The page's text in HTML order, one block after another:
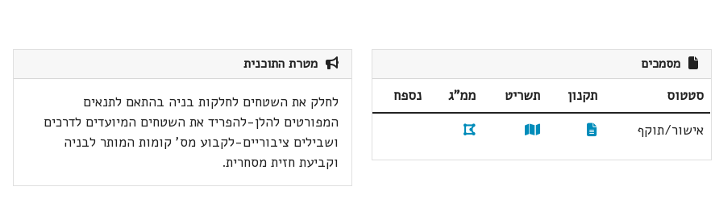
מסמכים
סטטוס תקנון תשריט ממ"ג
נספח
אישור/תוקף
מטרת התוכנית
לחלק את השטחים לחלקות בניה בהתאם לתנאים
המפורטים להלן-להפריד את השטחים המיועדים לדרכים
ושבילים ציבוריים-לקבוע מס' קומות המותר לבניה
וקביעת חזית מסחרית.